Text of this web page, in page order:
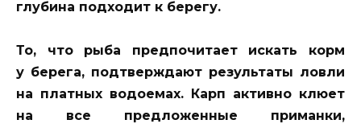
глубина подходит к берегу.
То, что рыба предпочитает искать корм
у берега, подтверждают результаты ловли
на платных водоемах. Карп активно клюет
на все предложенные приманки,